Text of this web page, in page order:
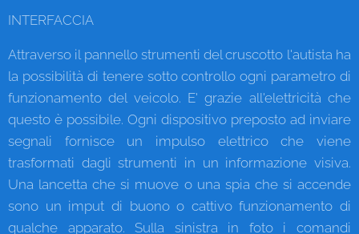
INTERFACCIA
Attraverso il pannello strumenti del cruscotto l'autista ha
la possibilità di tenere sotto controllo ogni parametro di
funzionamento del veicolo. E' grazie all'elettricità che
questo è possibile. Ogni dispositivo preposto ad inviare
segnali fornisce un impulso elettrico che viene
trasformati dagli strumenti in un informazione visiva.
Una lancetta che si muove o una spia che si accende
sono un imput di buono o cattivo funzionamento di
qualche apparato. Sulla sinistra in foto i comandi